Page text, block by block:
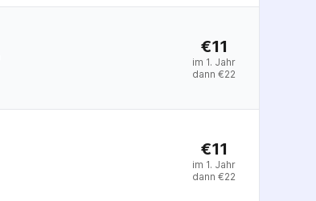
€11
im 1. Jahr
dann €22
€11
im 1. Jahr
dann €22